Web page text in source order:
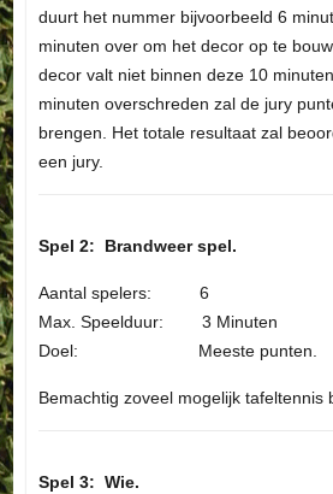
duurt het nummer bijvoorbeeld 6
minuten over om het decor op te
decor valt niet binnen deze 10
minuten overschreden zal de jury
brengen. Het totale resultaat zal
een jury.
Spel 2: Brandweer spel.
Aantal spelers: 6
Max. Speelduur: 3 Minuten
Doel: Meeste punten.
Bemachtig zoveel mogelijk tafeltennis
Spel 3: Wie.